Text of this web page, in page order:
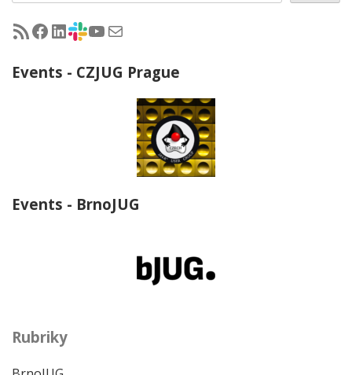
RSS - články na jug.cz
Facebook skupina Czech Java User Group
LinkedIn skupina Czech Java User Group
CZJUG Slack fórum
CZJUG YouTube kanálCZJUG email
Events - CZJUG Prague
Events - BrnoJUG
Rubriky